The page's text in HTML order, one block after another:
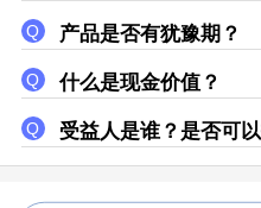
产品是否有犹豫期？
什么是现金价值？
受益人是谁？是否可